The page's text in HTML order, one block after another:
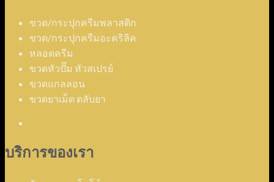
ขวด/กระปุกครีมพลาสติก
ขวด/กระปุกครีมอะคริลิค
หลอดครีม
ขวดหัวปั๊ม หัวสเปรย์
ขวดแกลลอน
ขวดยาเม็ด ตลับยา
บริการของเรา